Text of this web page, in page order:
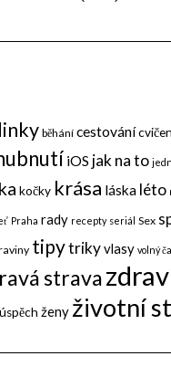
běhání cestování
iOS jak na to
kočky krása láska léto
Praha rady recepty seriál Sex
tipytrikyvlasy volný
strava
úspěch ženy životní